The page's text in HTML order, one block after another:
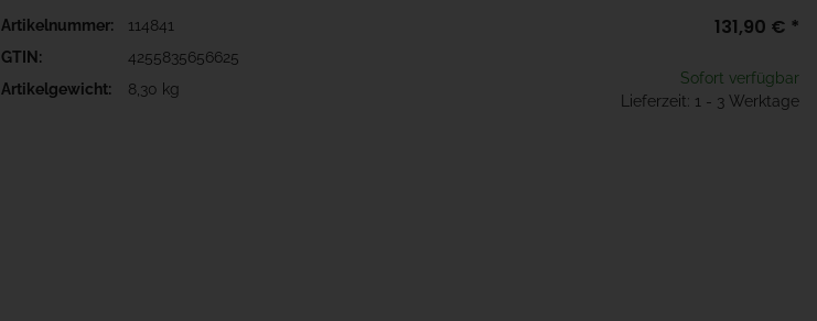
Artikelnummer:
114841
GTIN:
4255835656625
Artikelgewicht:
8,30 kg
131,90 € *
Sofort verfügbar
Lieferzeit: 1 - 3 Werktage